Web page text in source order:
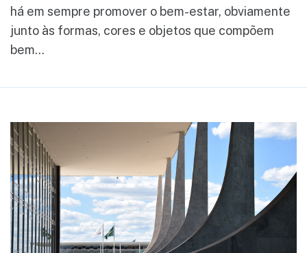
há em sempre promover o bem-estar, obviamente
junto às formas, cores e objetos que compõem
bem...